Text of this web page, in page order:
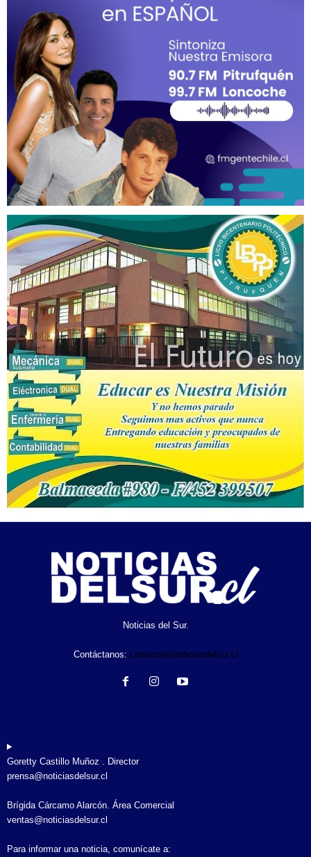
Noticias del Sur.
Contáctanos: contacto@noticiasdelsur.cl
Goretty Castillo Muñoz . Director
prensa@noticiasdelsur.cl
Brígida Cárcamo Alarcón. Área Comercial
ventas@noticiasdelsur.cl
Para informar una noticia, comunícate a: